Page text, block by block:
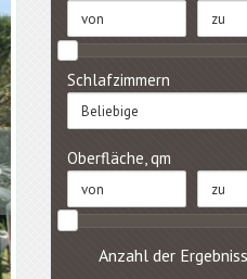
Schlafzimmern
Beliebige
Oberfläche, qm
Anzahl der